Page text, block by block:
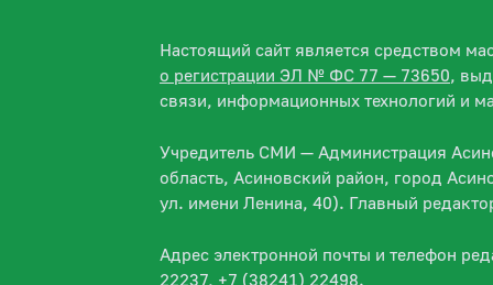
Настоящий сайт является средством
о регистрации ЭЛ № ФС 77 — 73650,
связи, информационных технологий и
Учредитель СМИ — Администрация
область, Асиновский район, город
ул. имени Ленина, 40). Главный
Адрес электронной почты и телефон
22237, +7 (38241) 22498.